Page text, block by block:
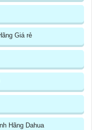
Giá rẻ
Hãng Dahua